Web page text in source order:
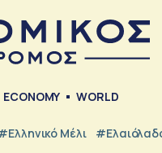
ECONOMY WORLD
Μέλι